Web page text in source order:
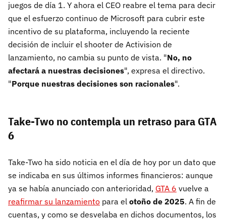
juegos de día 1. Y ahora el CEO reabre el tema para decir
que el esfuerzo continuo de Microsoft para cubrir este
incentivo de su plataforma, incluyendo la reciente
decisión de incluir el shooter de Activision de
lanzamiento, no cambia su punto de vista. "No, no
afectará a nuestras decisiones", expresa el directivo.
"Porque nuestras decisiones son racionales".
Take-Two no contempla un retraso para GTA
6
Take-Two ha sido noticia en el día de hoy por un dato que
se indicaba en sus últimos informes financieros: aunque
ya se había anunciado con anterioridad, GTA 6 vuelve a
reafirmar su lanzamiento para el otoño de 2025. A fin de
cuentas, y como se desvelaba en dichos documentos, los